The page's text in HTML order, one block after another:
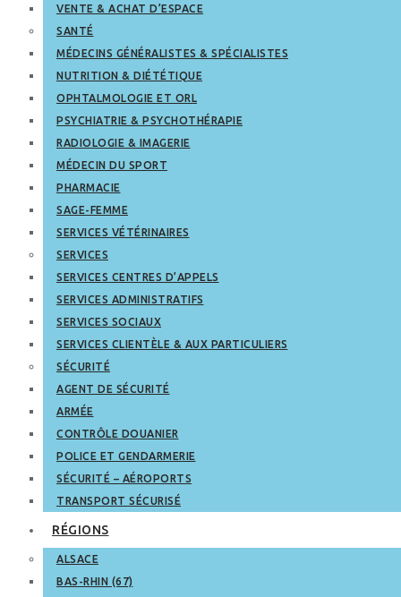
VENTE & ACHAT D’ESPACE
SANTÉ
MÉDECINS GÉNÉRALISTES & SPÉCIALISTES
NUTRITION & DIÉTÉTIQUE
OPHTALMOLOGIE ET ORL
PSYCHIATRIE & PSYCHOTHÉRAPIE
RADIOLOGIE & IMAGERIE
MÉDECIN DU SPORT
PHARMACIE
SAGE-FEMME
SERVICES VÉTÉRINAIRES
SERVICES
SERVICES CENTRES D’APPELS
SERVICES ADMINISTRATIFS
SERVICES SOCIAUX
SERVICES CLIENTÈLE & AUX PARTICULIERS
SÉCURITÉ
AGENT DE SÉCURITÉ
ARMÉE
CONTRÔLE DOUANIER
POLICE ET GENDARMERIE
SÉCURITÉ – AÉROPORTS
TRANSPORT SÉCURISÉ
RÉGIONS
ALSACE
BAS-RHIN (67)